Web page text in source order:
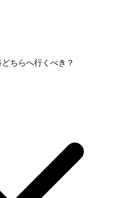
ちらへ行くべき？